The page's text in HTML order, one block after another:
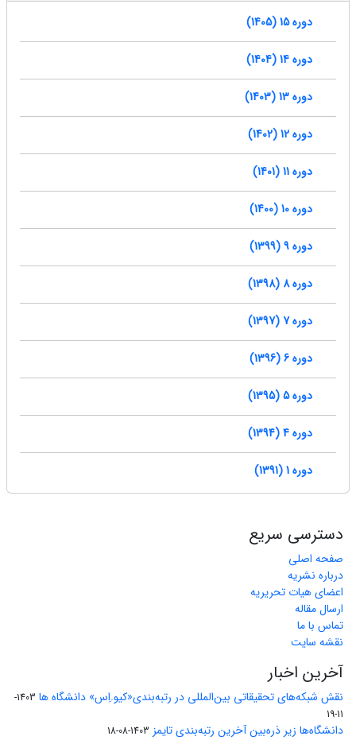
دوره 15 (1405)
دوره 14 (1404)
دوره 13 (1403)
دوره 12 (1402)
دوره 11 (1401)
دوره 10 (1400)
دوره 9 (1399)
دوره 8 (1398)
دوره 7 (1397)
دوره 6 (1396)
دوره 5 (1395)
دوره 4 (1394)
دوره 1 (1391)
دسترسی سریع
صفحه اصلی
درباره نشریه
اعضای هیات تحریریه
ارسال مقاله
تماس با ما
نقشه سایت
آخرین اخبار
نقش شبکه‌های تحقیقاتی بین‌المللی در رتبه‌بندی«کیو.اِس» دانشگاه ها
1403-
11-19
دانشگاه‌ها زیر ذره‌بین آخرین رتبه‌بندی تایمز 1403-08-18